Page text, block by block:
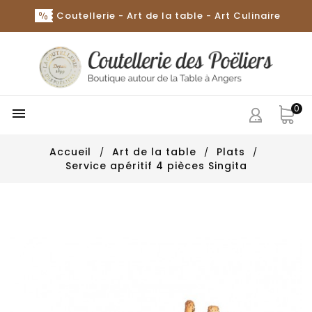
Coutellerie - Art de la table - Art Culinaire
 0
Accueil Art de la table
Plats
Service apéritif 4 pièces Singita